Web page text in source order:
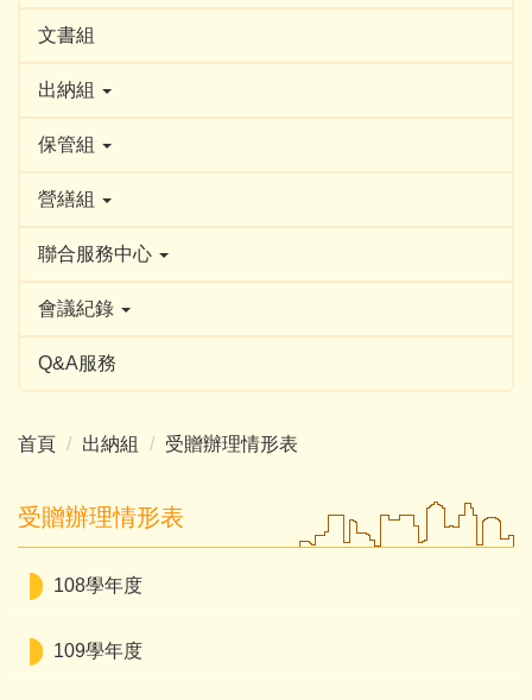
文書組
出納組
保管組
營繕組
聯合服務中心
會議紀錄
Q&A服務
首頁 出納組 受贈辦理情形表
受贈辦理情形表
108學年度
109學年度